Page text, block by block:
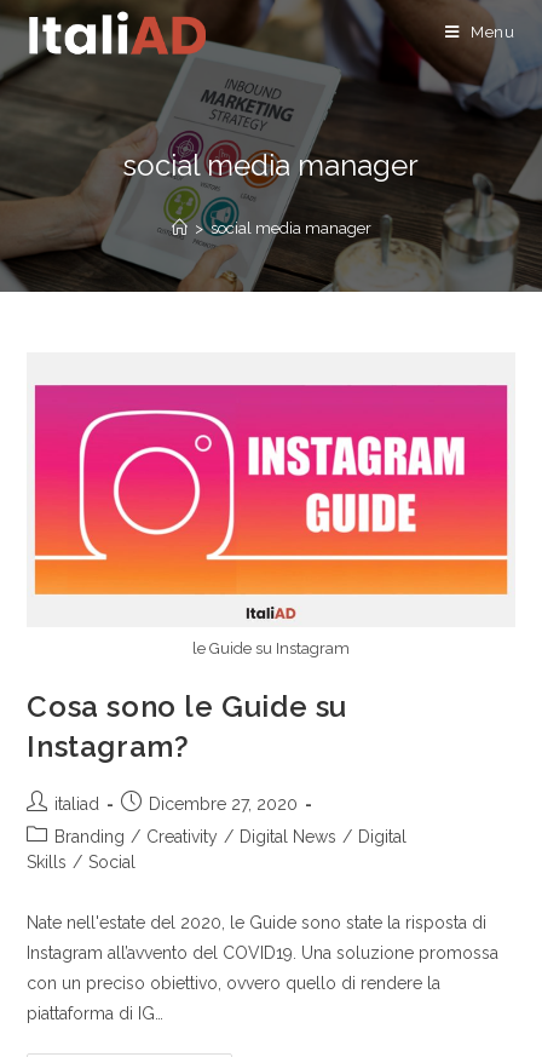
Menu
social media manager
> social media manager
le Guide su Instagram
Cosa sono le Guide su
Instagram?
italiad
Dicembre 27, 2020
Branding / Creativity / Digital News / Digital
Skills / Social
Nate nell'estate del 2020, le Guide sono state la risposta di
Instagram all’avvento del COVID19. Una soluzione promossa
con un preciso obiettivo, ovvero quello di rendere la
piattaforma di IG…